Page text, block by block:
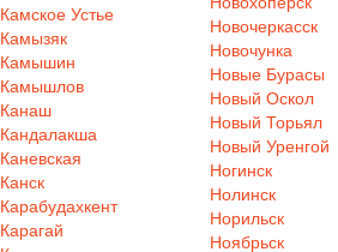
Камское Устье
Камызяк
Камышин
Камышлов
Канаш
Кандалакша
Каневская
Канск
Карабудахкент
Карагай
Новочеркасск
Новочунка
Новые Бурасы
Новый Оскол
Новый Торьял
Новый Уренгой
Ногинск
Нолинск
Норильск
Ноябрьск